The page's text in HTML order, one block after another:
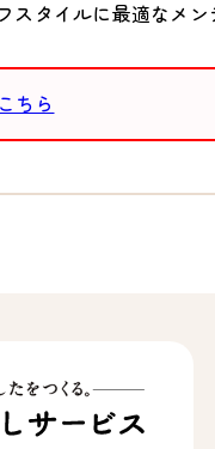
スタイルに最適なメ
ちら